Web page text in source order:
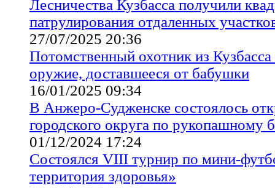
Лесничества Кузбасса получили
патрулирования отдаленных
27/07/2025 20:36
Потомственный охотник из
оружие, доставшееся от бабушки
16/01/2025 09:34
В Анжеро-Судженске состоялось
городского округа по рукопашному
01/12/2024 17:24
Состоялся VIII турнир по мини-
территория здоровья»